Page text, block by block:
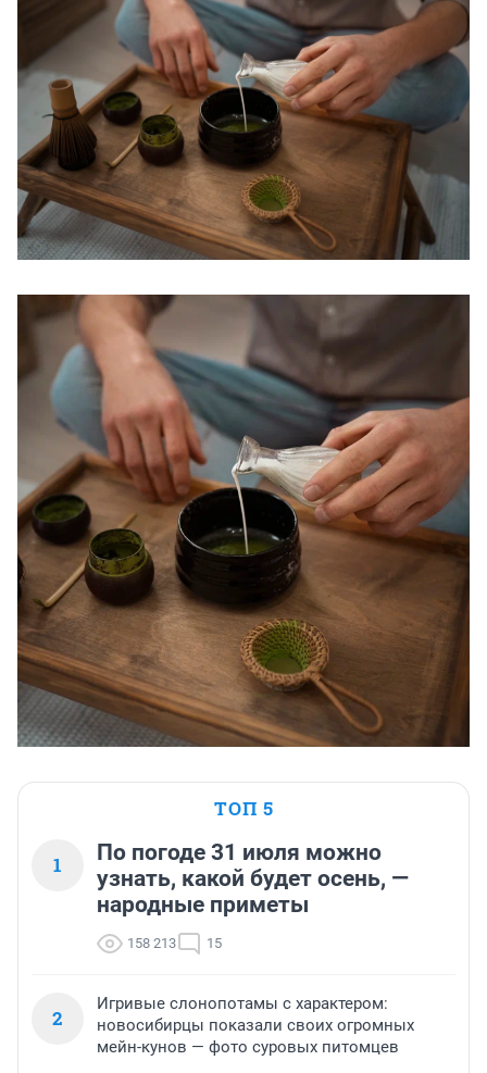
ТОП 5
1
По погоде 31 июля можно
узнать, какой будет осень, —
народные приметы
158 213 15
2
Игривые слонопотамы с характером:
новосибирцы показали своих огромных
мейн-кунов — фото суровых питомцев